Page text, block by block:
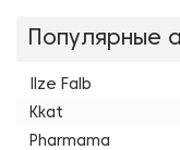
Популярные
Ilze Falb
Kkat
Pharmama